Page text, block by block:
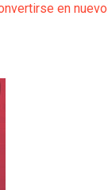
en nuevo